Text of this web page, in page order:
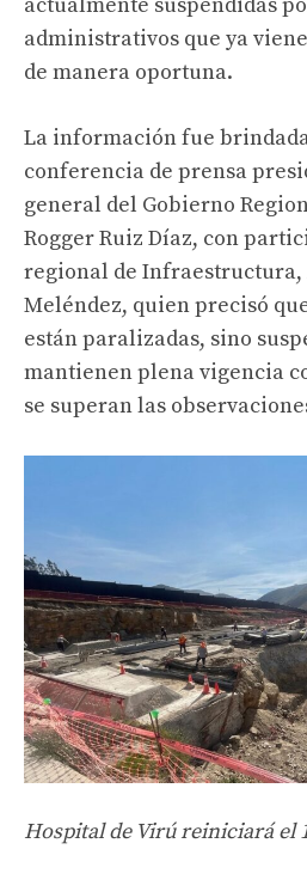
administrativos que ya
de manera oportuna.
La información fue
conferencia de prensa
general del Gobierno
Rogger Ruiz Díaz, con
regional de Infraestructura,
Meléndez, quien precisó
están paralizadas, sino
mantienen plena vigencia
se superan las
Hospital de Virú reiniciará el